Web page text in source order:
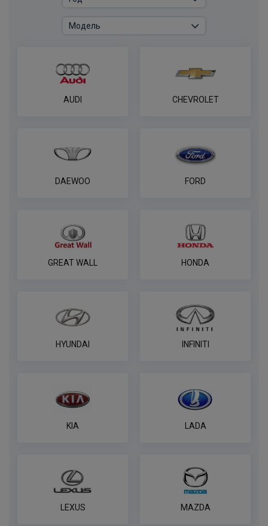
REESE
ПОД ЗАКАЗ ОТ 14 ДНЕЙ
по запросу
Универсальная электрика AvtoS к
по запросу
PROTECCSS с блоком согласования
Smart connect, комплект
ПОД ЗАКАЗ ОТ 14 ДНЕЙ
по запросу
Комплект к фаркопу PROTECCSS с
ПОД ЗАКАЗ ОТ 14 ДНЕЙ
по запросу
AUDI CHEVROLET
DAEWOO FORD
GREAT WALL HONDA
HYUNDAI INFINITI
KIA LADA
LEXUS MAZDA